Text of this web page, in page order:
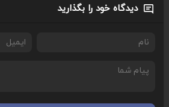
دیدگاه خود را بگذارید